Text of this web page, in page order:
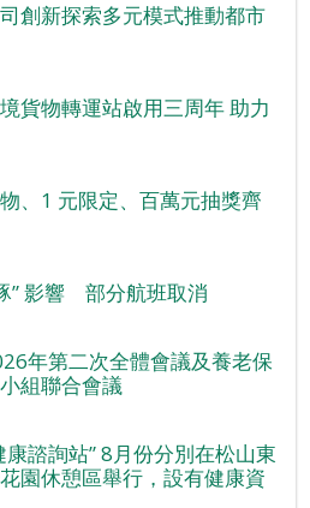
創新探索多元模式推動都市
貨物轉運站啟用三周年 助力
、1 元限定、百萬元抽獎齊
” 影響 部分航班取消
年第二次全體會議及養老保
組聯合會議
康諮詢站” 8月份分別在松山東
園休憩區舉行，設有健康資